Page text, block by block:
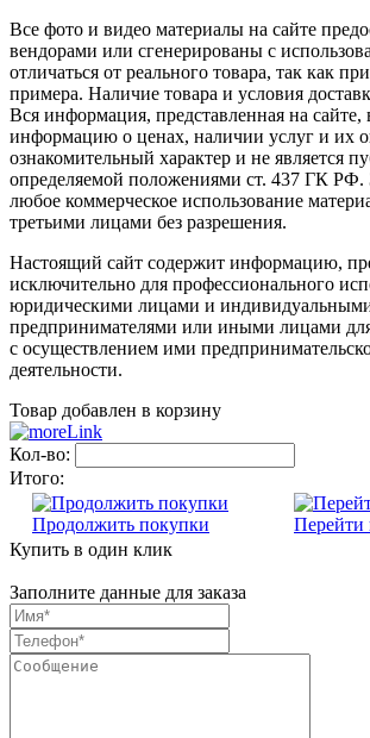
Все фото и видео материалы на сайте
вендорами или сгенерированы с
отличаться от реального товара, так как
примера. Наличие товара и условия
Вся информация, представленная на сайте,
информацию о ценах, наличии услуг и их
ознакомительный характер и не является
определяемой положениями ст. 437 ГК РФ.
любое коммерческое использование
третьими лицами без разрешения.
Настоящий сайт содержит информацию,
исключительно для профессионального
юридическими лицами и
предпринимателями или иными лицами
с осуществлением ими
деятельности.
Товар добавлен в корзину
Кол-во:
Итого:
Продолжить покупки
Перейти
Купить в один клик
Заполните данные для заказа